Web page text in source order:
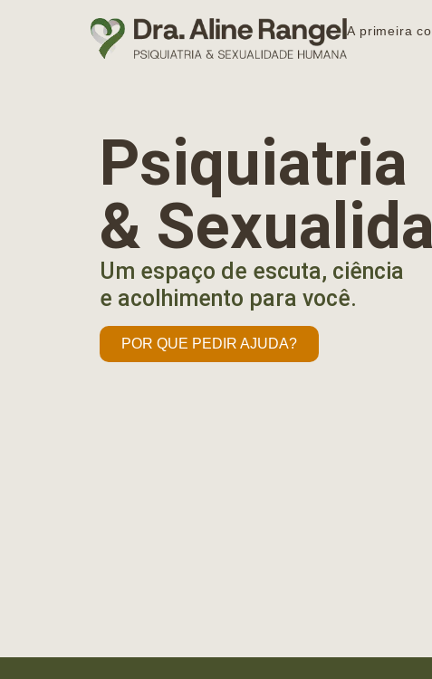
A primeira
Psiquiatria
&
Um espaço de escuta, ciência
e acolhimento para você.
POR QUE PEDIR AJUDA?